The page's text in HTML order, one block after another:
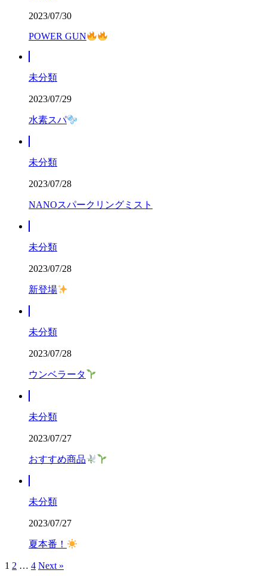
2023/07/30
POWER GUN
未分類
2023/07/29
水素スパ
未分類
2023/07/28
NANOスパークリングミスト
未分類
2023/07/28
新登場
未分類
2023/07/28
ウンベラータ
未分類
2023/07/27
おすすめ商品
未分類
2023/07/27
夏本番！
1 2 … 4 Next »